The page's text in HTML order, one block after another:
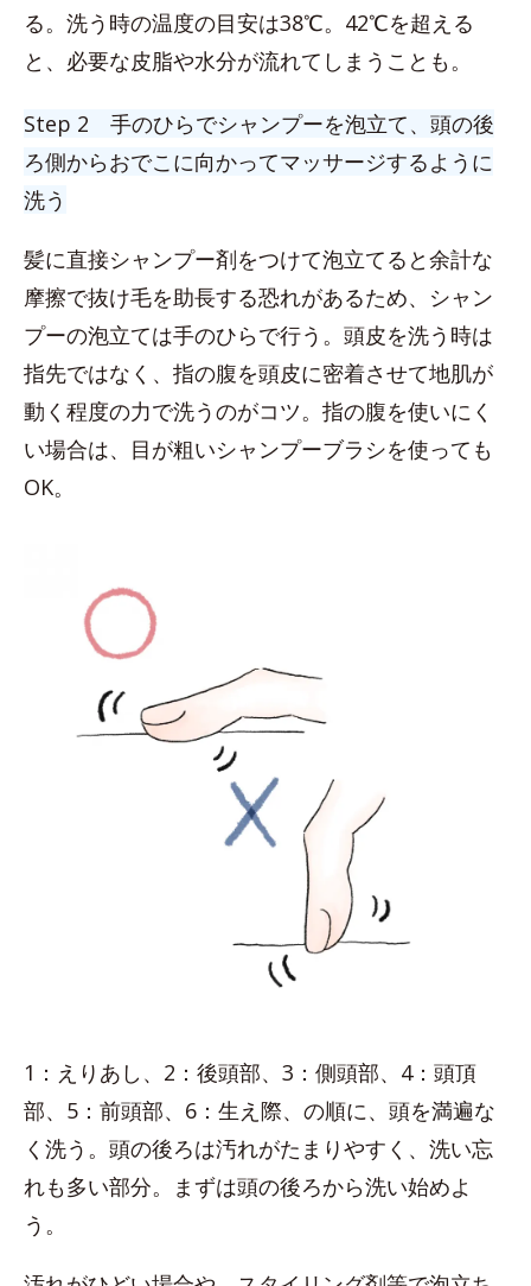
る。洗う時の温度の目安は38℃。42℃を超える
と、必要な皮脂や水分が流れてしまうことも。
Step 2 手のひらでシャンプーを泡立て、頭の後
ろ側からおでこに向かってマッサージするように
洗う
髪に直接シャンプー剤をつけて泡立てると余計な
摩擦で抜け毛を助長する恐れがあるため、シャン
プーの泡立ては手のひらで行う。頭皮を洗う時は
指先ではなく、指の腹を頭皮に密着させて地肌が
動く程度の力で洗うのがコツ。指の腹を使いにく
い場合は、目が粗いシャンプーブラシを使っても
OK。
1：えりあし、2：後頭部、3：側頭部、4：頭頂
部、5：前頭部、6：生え際、の順に、頭を満遍な
く洗う。頭の後ろは汚れがたまりやすく、洗い忘
れも多い部分。まずは頭の後ろから洗い始めよ
う。